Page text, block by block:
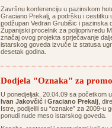
Završnu konferenciju u pazinskom
Graciano Prekalj, a podršku i cestitku
podžupan Vedran Grubišic i pazinska
Županijski procelnik za poljoprivredu
značaj ovog projekta sprječavanje
istarskog goveda izvuče iz statusa
desetak godina.
Dodjela "Oznaka" za
U ponedjeljak, 20.04.09 sa početkom
Ivan Jakovčić i Graciano Prekalj ,
Istre, podijelili su “oznake” za 2009-u
ponudi nude meso istarskog goveda.